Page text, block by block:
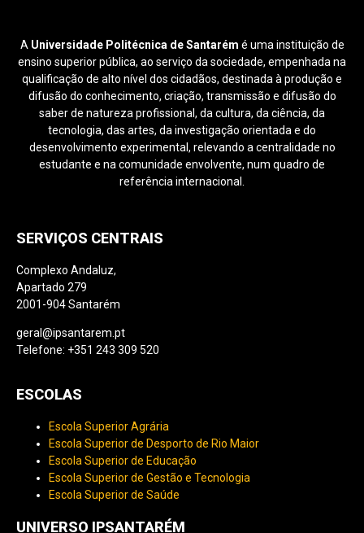
A Universidade Politécnica de Santarém é uma instituição de
ensino superior pública, ao serviço da sociedade, empenhada na
qualificação de alto nível dos cidadãos, destinada à produção e
difusão do conhecimento, criação, transmissão e difusão do
saber de natureza profissional, da cultura, da ciência, da
tecnologia, das artes, da investigação orientada e do
desenvolvimento experimental, relevando a centralidade no
estudante e na comunidade envolvente, num quadro de
referência internacional.
SERVIÇOS CENTRAIS
Complexo Andaluz,
Apartado 279
2001-904 Santarém
geral@ipsantarem.pt
Telefone: +351 243 309 520
ESCOLAS
Escola Superior Agrária
Escola Superior de Desporto de Rio Maior
Escola Superior de Educação
Escola Superior de Gestão e Tecnologia
Escola Superior de Saúde
UNIVERSO IPSANTARÉM